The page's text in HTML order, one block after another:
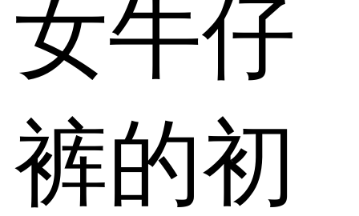
女牛仔
裤的初